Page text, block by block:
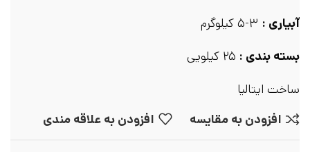
آبیاری :
بسته بندی : ۲۵ کیلویی
ساخت ایتالیا
افزودن به مقایسه
افزودن به علاقه مندی